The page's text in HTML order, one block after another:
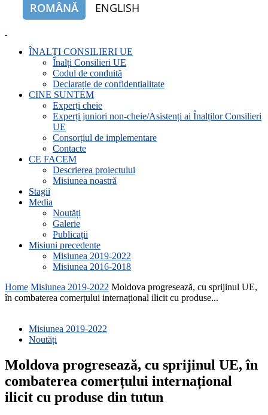
ROMÂNĂ ENGLISH
ÎNALȚI CONSILIERI UE
Înalți Consilieri UE
Codul de conduită
Declarație de confidențialitate
CINE SUNTEM
Experți cheie
Experți juniori non-cheie/Asistenți ai Înalților Consilieri
UE
Consorțiul de implementare
Contacte
CE FACEM
Descrierea proiectului
Misiunea noastră
Stagii
Media
Noutăți
Galerie
Publicații
Misiuni precedente
Misiunea 2019-2022
Misiunea 2016-2018
Home Misiunea 2019-2022 Moldova progresează, cu sprijinul UE,
în combaterea comerțului internațional ilicit cu produse...
Misiunea 2019-2022
Noutăți
Moldova progresează, cu sprijinul UE, în
combaterea comerțului internațional
ilicit cu produse din tutun